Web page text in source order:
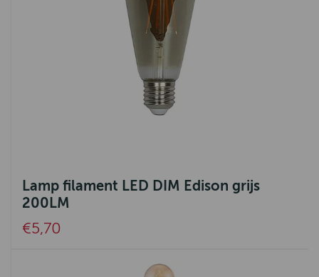
Lamp filament LED DIM Edison grijs
200LM
€5,70